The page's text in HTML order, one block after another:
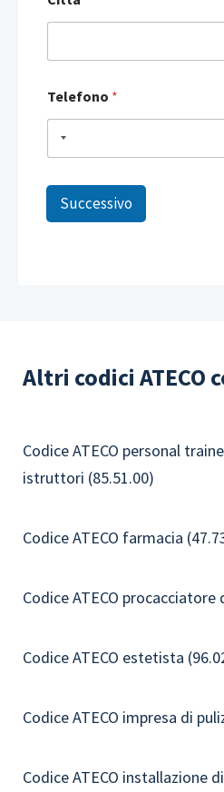
Telefono *
Successivo
Altri codici ATECO
Codice ATECO personal
istruttori (85.51.00)
Codice ATECO farmacia
Codice ATECO procacciatore
Codice ATECO estetista
Codice ATECO impresa di
Codice ATECO installazione